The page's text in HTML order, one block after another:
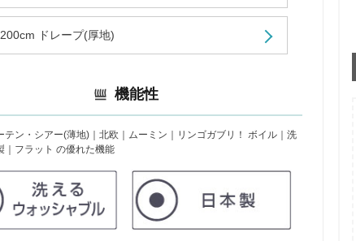
ドレープ(厚地)
機能性
テン・シアー(薄地)｜北欧｜ムーミン｜リンゴガブリ！ ボイル｜洗
｜フラット の優れた機能